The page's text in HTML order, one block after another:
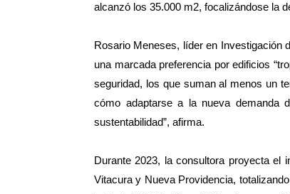
alcanzó los 35.000 m2, focalizándose la
Rosario Meneses, líder en Investigación
una marcada preferencia por edificios
seguridad, los que suman al menos un
cómo adaptarse a la nueva demanda
sustentabilidad”, afirma.
Durante 2023, la consultora proyecta el
Vitacura y Nueva Providencia,